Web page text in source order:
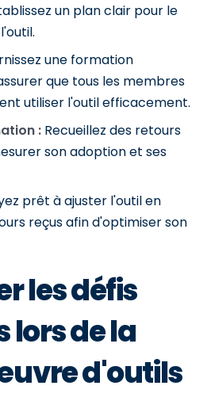
un plan clair pour le
une formation
que tous les membres
utiliser l'outil efficacement.
: Recueillez des retours
son adoption et ses
prêt à ajuster l'outil en
reçus afin d'optimiser son
les défis
lors de la
d'outils